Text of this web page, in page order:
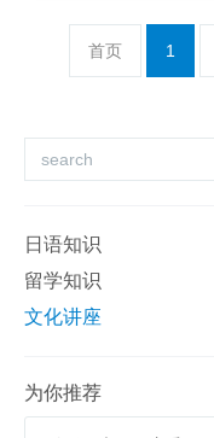
首页 1
日语知识
留学知识
文化讲座
为你推荐